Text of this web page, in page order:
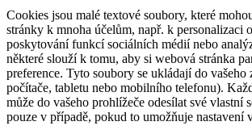
Cookies jsou malé textové soubory, které
stránky k mnoha účelům, např. k personalizaci
poskytování funkcí sociálních médií nebo
některé slouží k tomu, aby si webová stránka
preference. Tyto soubory se ukládají do vašeho
počítače, tabletu nebo mobilního telefonu).
může do vašeho prohlížeče odesílat své vlastní
pouze v případě, pokud to umožňuje nastavení